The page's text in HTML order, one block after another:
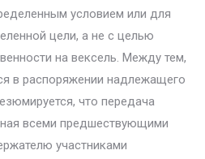
условием или для
цели, а не с целью
на вексель. Между тем,
в распоряжении надлежащего
что передача
всеми предшествующими
участниками